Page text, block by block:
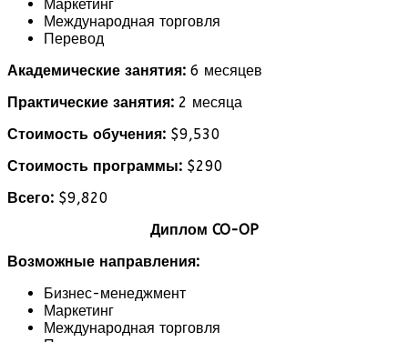
Маркетинг
Международная торговля
Перевод
Академические занятия: 6 месяцев
Практические занятия: 2 месяца
Стоимость обучения: $9,530
Стоимость программы: $290
Всего: $9,820
Диплом CO-OP
Возможные направления:
Бизнес-менеджмент
Маркетинг
Международная торговля